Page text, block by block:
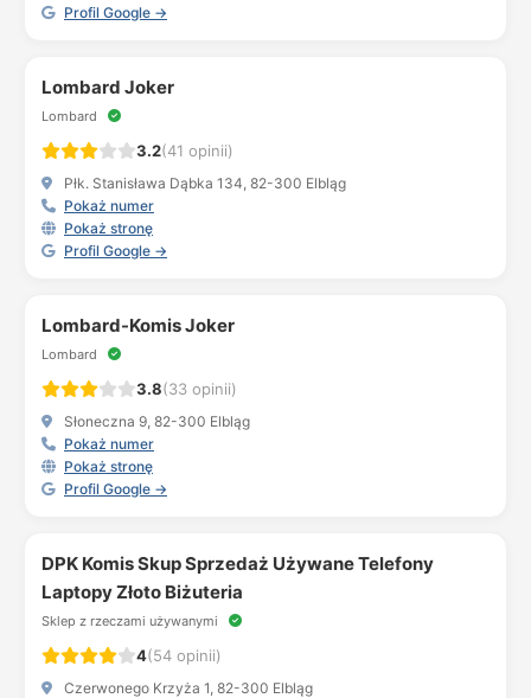
Profil Google →
Lombard Joker
Lombard
3.2(41 opinii)
Płk. Stanisława Dąbka 134, 82-300 Elbląg
Pokaż numer
Pokaż stronę
Profil Google →
Lombard-Komis Joker
Lombard
3.8(33 opinii)
Słoneczna 9, 82-300 Elbląg
Pokaż numer
Pokaż stronę
Profil Google →
DPK Komis Skup Sprzedaż Używane Telefony
Laptopy Złoto Biżuteria
Sklep z rzeczami używanymi
4(54 opinii)
Czerwonego Krzyża 1, 82-300 Elbląg